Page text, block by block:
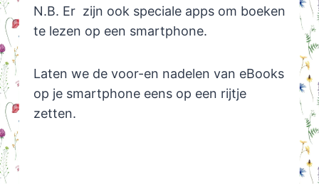
N.B. Er zijn ook speciale apps om boeken
te lezen op een smartphone.
Laten we de voor-en nadelen van eBooks
op je smartphone eens op een rijtje
zetten.